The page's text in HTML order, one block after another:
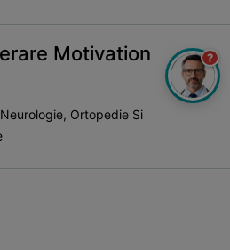
Motivation
Ortopedie Si
?